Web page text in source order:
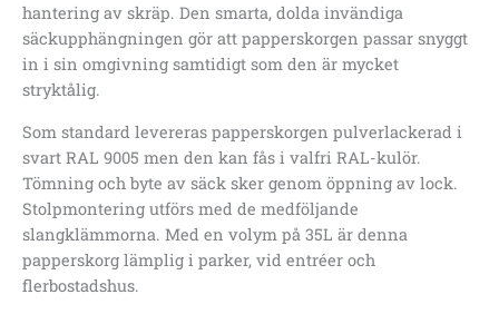
hantering av skräp. Den smarta, dolda invändiga
säckupphängningen gör att papperskorgen passar snyggt
in i sin omgivning samtidigt som den är mycket
stryktålig.
Som standard levereras papperskorgen pulverlackerad i
svart RAL 9005 men den kan fås i valfri RAL-kulör.
Tömning och byte av säck sker genom öppning av lock.
Stolpmontering utförs med de medföljande
slangklämmorna. Med en volym på 35L är denna
papperskorg lämplig i parker, vid entréer och
flerbostadshus.